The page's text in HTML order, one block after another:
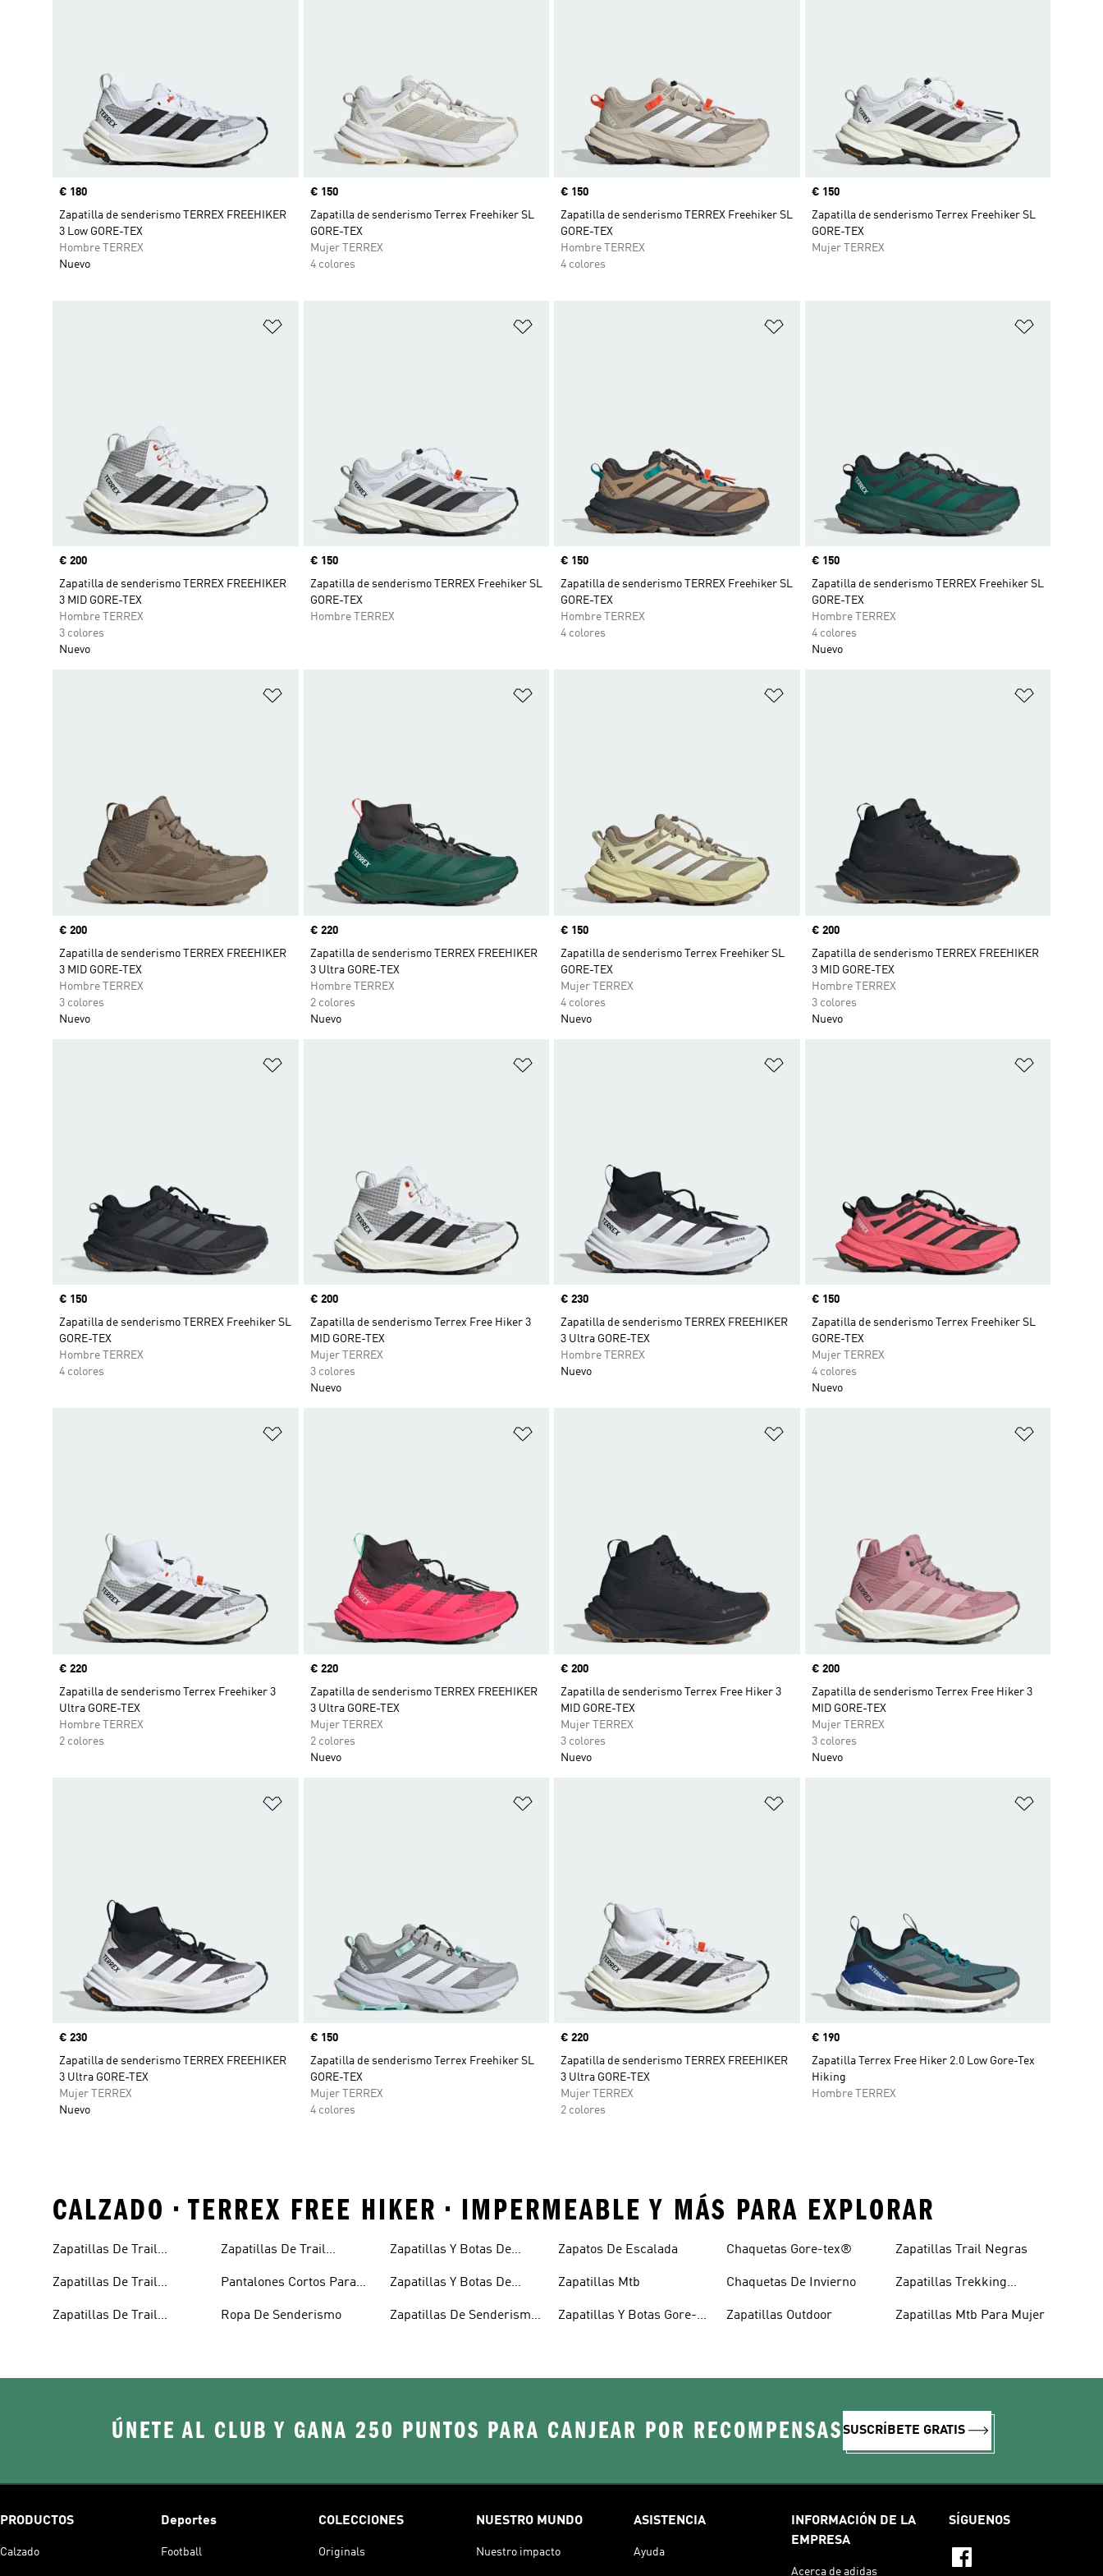
Precio
€ 180
Zapatilla de senderismo TERREX FREEHIKER
3 Low GORE-TEX
Hombre TERREX
Nuevo
Precio
€ 150
Zapatilla de senderismo Terrex Freehiker SL
GORE-TEX
Mujer TERREX
4 colores
Precio
€ 150
Zapatilla de senderismo TERREX Freehiker SL
GORE-TEX
Hombre TERREX
4 colores
Precio
€ 150
Zapatilla de senderismo Terrex Freehiker SL
GORE-TEX
Mujer TERREX
Precio
€ 200
Zapatilla de senderismo TERREX FREEHIKER
3 MID GORE-TEX
Hombre TERREX
3 colores
Nuevo
Precio
€ 150
Zapatilla de senderismo TERREX Freehiker SL
GORE-TEX
Hombre TERREX
Precio
€ 150
Zapatilla de senderismo TERREX Freehiker SL
GORE-TEX
Hombre TERREX
4 colores
Precio
€ 150
Zapatilla de senderismo TERREX Freehiker SL
GORE-TEX
Hombre TERREX
4 colores
Nuevo
Precio
€ 200
Zapatilla de senderismo TERREX FREEHIKER
3 MID GORE-TEX
Hombre TERREX
3 colores
Nuevo
Precio
€ 220
Zapatilla de senderismo TERREX FREEHIKER
3 Ultra GORE-TEX
Hombre TERREX
2 colores
Nuevo
Precio
€ 150
Zapatilla de senderismo Terrex Freehiker SL
GORE-TEX
Mujer TERREX
4 colores
Nuevo
Precio
€ 200
Zapatilla de senderismo TERREX FREEHIKER
3 MID GORE-TEX
Hombre TERREX
3 colores
Nuevo
Precio
€ 150
Zapatilla de senderismo TERREX Freehiker SL
GORE-TEX
Hombre TERREX
4 colores
Precio
€ 200
Zapatilla de senderismo Terrex Free Hiker 3
MID GORE-TEX
Mujer TERREX
3 colores
Nuevo
Precio
€ 230
Zapatilla de senderismo TERREX FREEHIKER
3 Ultra GORE-TEX
Hombre TERREX
Nuevo
Precio
€ 150
Zapatilla de senderismo Terrex Freehiker SL
GORE-TEX
Mujer TERREX
4 colores
Nuevo
Precio
€ 220
Zapatilla de senderismo Terrex Freehiker 3
Ultra GORE-TEX
Hombre TERREX
2 colores
Precio
€ 220
Zapatilla de senderismo TERREX FREEHIKER
3 Ultra GORE-TEX
Mujer TERREX
2 colores
Nuevo
Precio
€ 200
Zapatilla de senderismo Terrex Free Hiker 3
MID GORE-TEX
Mujer TERREX
3 colores
Nuevo
Precio
€ 200
Zapatilla de senderismo Terrex Free Hiker 3
MID GORE-TEX
Mujer TERREX
3 colores
Nuevo
Precio
€ 230
Zapatilla de senderismo TERREX FREEHIKER
3 Ultra GORE-TEX
Mujer TERREX
Nuevo
Precio
€ 150
Zapatilla de senderismo Terrex Freehiker SL
GORE-TEX
Mujer TERREX
4 colores
Precio
€ 220
Zapatilla de senderismo TERREX FREEHIKER
3 Ultra GORE-TEX
Mujer TERREX
2 colores
Precio
€ 190
Zapatilla Terrex Free Hiker 2.0 Low Gore-Tex
Hiking
Hombre TERREX
CALZADO • TERREX FREE HIKER • IMPERMEABLE Y MÁS PARA EXPLORAR
Zapatillas De Trail
Zapatillas De Trail
Zapatillas De Trail
Zapatillas De Trail
Pantalones Cortos Para
Ropa De Senderismo
Zapatillas Y Botas De
Zapatillas Y Botas De
Zapatillas De Senderismo
Zapatos De Escalada
Zapatillas Mtb
Zapatillas Y Botas Gore-
Chaquetas Gore-tex®
Chaquetas De Invierno
Zapatillas Outdoor
Zapatillas Trail Negras
Zapatillas Trekking
Zapatillas Mtb Para Mujer
ÚNETE AL CLUB Y GANA 250 PUNTOS PARA CANJEAR POR RECOMPENSASSUSCRÍBETE GRATIS
PRODUCTOS
Calzado
Deportes
Football
COLECCIONES
Originals
NUESTRO MUNDO
Nuestro impacto
ASISTENCIA
Ayuda
INFORMACIÓN DE LA
EMPRESA
Acerca de adidas
SÍGUENOS